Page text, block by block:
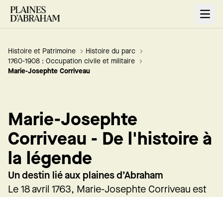
Open
Histoire et Patrimoine
Histoire du parc
1760-1908 : Occupation civile et militaire
Marie-Josephte Corriveau
Marie-Josephte
Corriveau - De l'histoire à
la légende
Un destin lié aux plaines d’Abraham
Le 18 avril 1763, Marie-Josephte Corriveau est